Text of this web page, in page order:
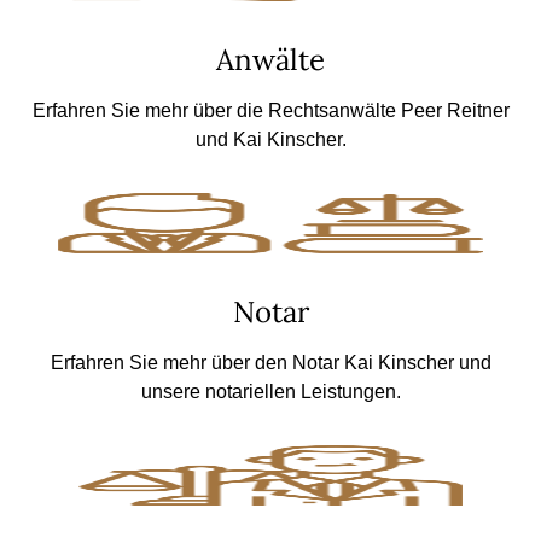
Anwälte
Erfahren Sie mehr über die Rechtsanwälte Peer Reitner
und Kai Kinscher.
Notar
Erfahren Sie mehr über den Notar Kai Kinscher und
unsere notariellen Leistungen.